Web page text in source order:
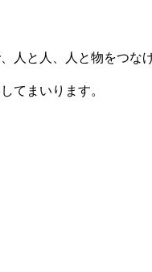
人と人、人と物をつな
てまいります。